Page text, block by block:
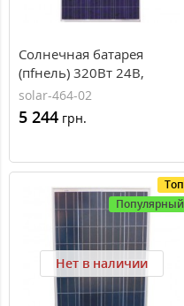
Сoлнечная бaтарея
(пfнель) 320Вт 24В,
поликристаллическая,
PLM-320P-72, Perlight
Solar
solar-464-02
5 244 грн.
Топ
Популярный
Нет в наличии